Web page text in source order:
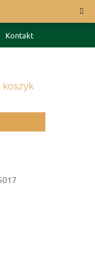
Kontakt
koszyk